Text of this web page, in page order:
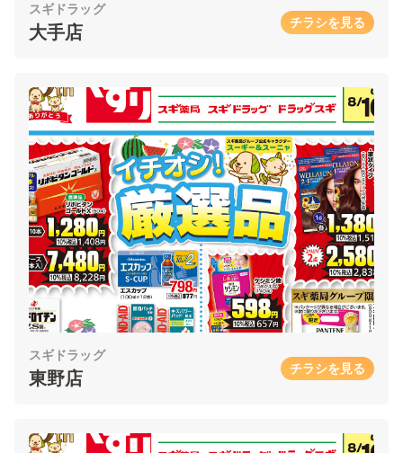
スギドラッグ
大手店 チラシを見る
スギドラッグ
東野店 チラシを見る